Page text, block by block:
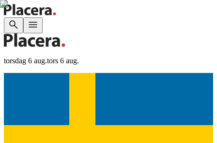
torsdag 6 aug.tors 6 aug.